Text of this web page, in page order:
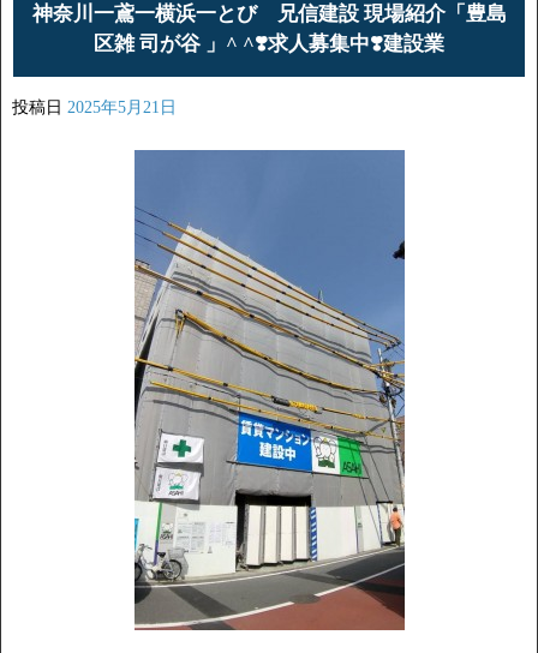
神奈川一鳶一横浜一とび 兄信建設 現場紹介「豊島
区雑 司が谷 」^ ^❣️求人募集中❣️建設業
投稿日 2025年5月21日